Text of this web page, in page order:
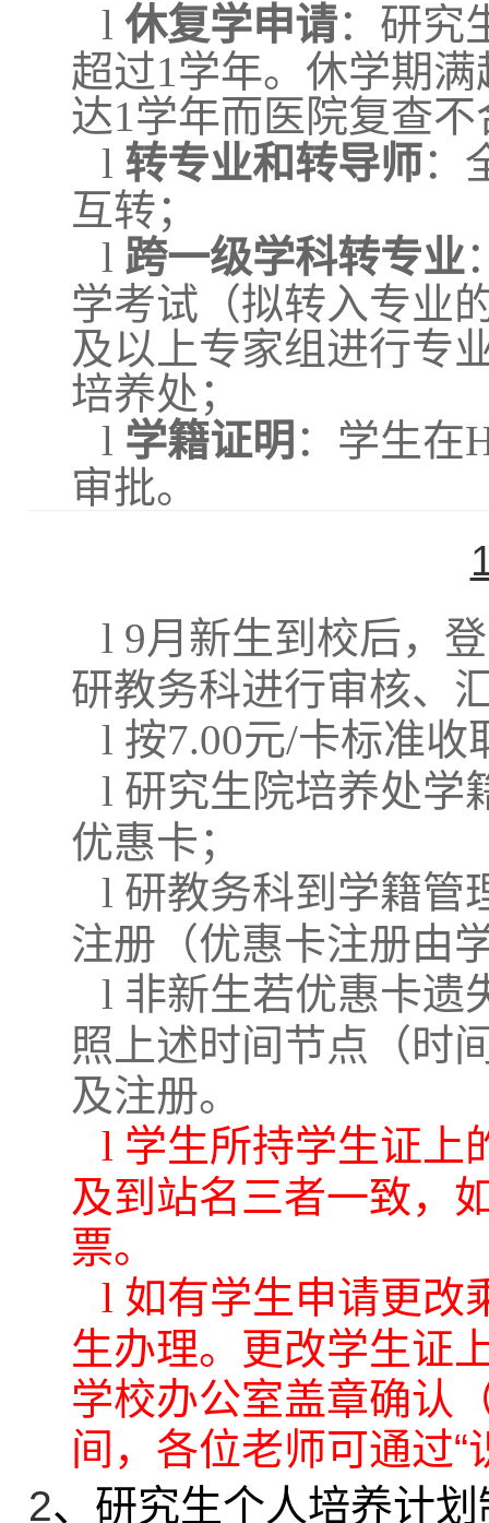
l 休复学申请：研究
超过1学年。休学期
达1学年而医院复查
l 转专业和转导师：
互转；
l 跨一级学科转专业
学考试（拟转入专业
及以上专家组进行专
培养处；
l 学籍证明 ：学生在
审批。
l 9月新生到校后，
研教务科进行审核、
l 按7.00元/卡标准收
l 研究生院培养处学
优惠卡；
l 研教务科到学籍管
注册（优惠卡注册由
l 非新生若优惠卡遗
照上述时间节点（时
及注册。
l 学生所持学生证上
及到站名三者一致，
票。
l 如有学生申请更改
生办理。更改学生证
学校办公室盖章确认
间，各位老师可通过“
2、研究生个人培养计划